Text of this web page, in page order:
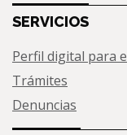
SERVICIOS
Perfil digital para
Trámites
Denuncias